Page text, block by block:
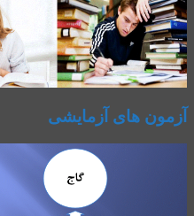
آزمون های آزمایشی